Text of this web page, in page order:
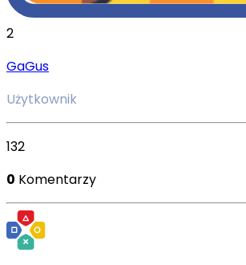
2
GaGus
Użytkownik
132
0 Komentarzy